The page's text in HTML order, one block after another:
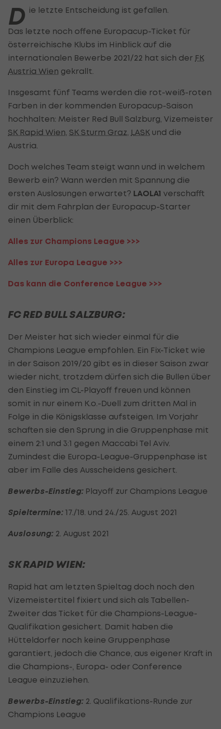
D ie letzte Entscheidung ist gefallen.
Das letzte noch offene Europacup-Ticket für
österreichische Klubs im Hinblick auf die
internationalen Bewerbe 2021/22 hat sich der FK
Austria Wien gekrallt.
Insgesamt fünf Teams werden die rot-weiß-roten
Farben in der kommenden Europacup-Saison
hochhalten: Meister Red Bull Salzburg, Vizemeister
SK Rapid Wien SK Sturm Graz LASK und die
Austria.
Doch welches Team steigt wann und in welchem
Bewerb ein? Wann werden mit Spannung die
ersten Auslosungen erwartet? LAOLA1 verschafft
dir mit dem Fahrplan der Europacup-Starter
einen Überblick:
Alles zur Champions League >>>
Alles zur Europa League >>>
Das kann die Conference League >>>
FC RED BULL SALZBURG:
Der Meister hat sich wieder einmal für die
Champions League empfohlen. Ein Fix-Ticket wie
in der Saison 2019/20 gibt es in dieser Saison zwar
wieder nicht, trotzdem dürfen sich die Bullen über
den Einstieg im CL-Playoff freuen und können
somit in nur einem K.o.-Duell zum dritten Mal in
Folge in die Königsklasse aufsteigen. Im Vorjahr
schaften sie den Sprung in die Gruppenphase mit
einem 2:1 und 3:1 gegen Maccabi Tel Aviv.
Zumindest die Europa-League-Gruppenphase ist
aber im Falle des Ausscheidens gesichert.
Bewerbs-Einstieg: Playoff zur Champions League
Spieltermine: 17./18. und 24./25. August 2021
Auslosung: 2. August 2021
SK RAPID WIEN:
Rapid hat am letzten Spieltag doch noch den
Vizemeistertitel fixiert und sich als Tabellen-
Zweiter das Ticket für die Champions-League-
Qualifikation gesichert. Damit haben die
Hütteldorfer noch keine Gruppenphase
garantiert, jedoch die Chance, aus eigener Kraft in
die Champions-, Europa- oder Conference
League einzuziehen.
Bewerbs-Einstieg: 2. Qualifikations-Runde zur
Champions League